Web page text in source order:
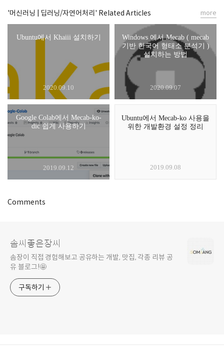
'머신러닝 | 딥러닝/자연어처리' Related Articles
Ubuntu에서 Khaiii 설치하기
2020.09.10
Windows 에서 Mecab ( mecab
기반 한국어 형태소 분석기 )
설치하는 방법
2020.09.07
Google Colab에서 Mecab-ko-
dic 쉽게 사용하기
2019.09.12
Ubuntu에서 Mecab-ko 사용을
위한 개발환경 설정 정리
2019.09.08
more
Comments
솜씨좋은장씨
솜장이 직접 경험해보고 공유하는 개발, 맛집, 각종 리뷰 공
유 블로그!🤩
구독하기